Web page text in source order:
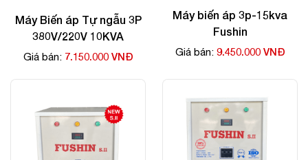
Máy Biến áp Tự ngẫu 3P
380V/220V 10KVA
Giá bán: 7.150.000 VNĐ
Máy biến áp 3p-15kva
Fushin
Giá bán: 9.450.000 VNĐ